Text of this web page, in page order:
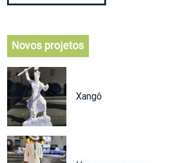
Novos projetos
Xangô